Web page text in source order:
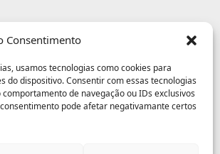
Consentimento
usamos tecnologias como cookies para
do dispositivo. Consentir com essas tecnologias
de navegação ou IDs exclusivos
pode afetar negativamante certos